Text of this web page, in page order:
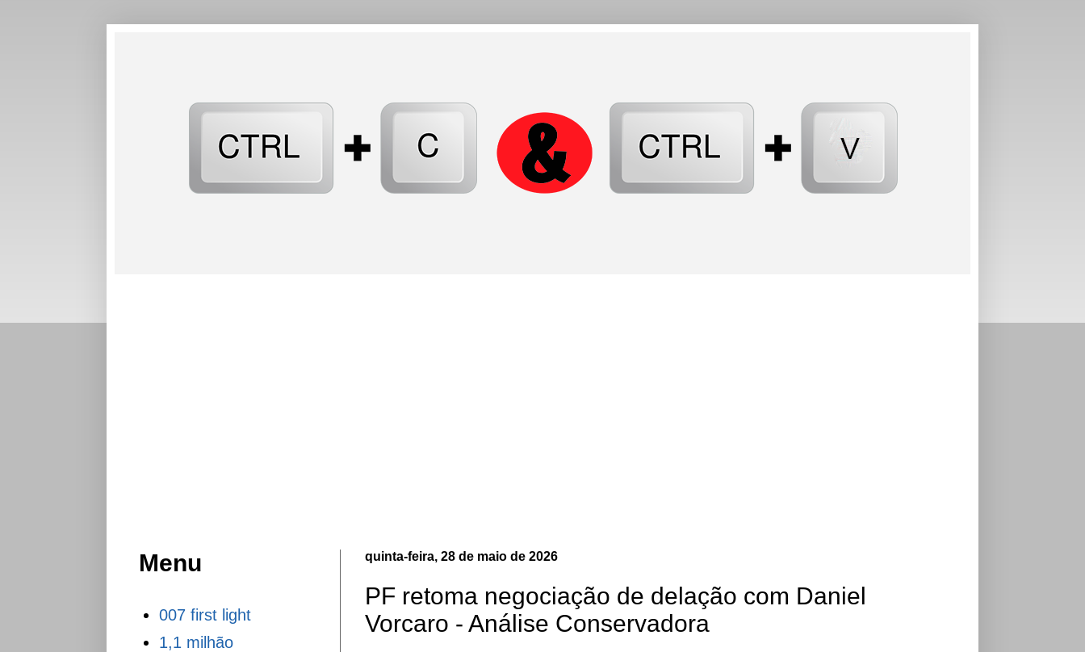
quinta-feira, 28 de maio de 2026
PF retoma negociação de delação com Daniel
Vorcaro - Análise Conservadora
Menu
007 first light
1,1 milhão